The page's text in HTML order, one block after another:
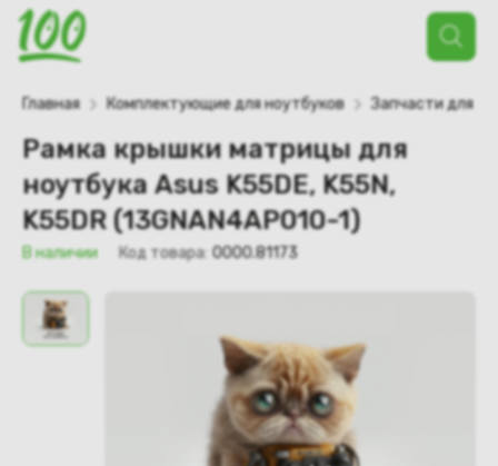
Поиск
товаров
Главная Комплектующие для ноутбуков Запчасти для
Рамка крышки матрицы для
ноутбука Asus K55DE, K55N,
K55DR (13GNAN4AP010-1)
В наличии Код товара: 0000.81173